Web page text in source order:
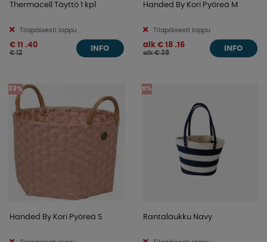
Thermacell Täyttö 1 kpl
Tilapäisesti loppu
€ 11 .40
€ 12
INFO
Handed By Kori Pyöreä M
Tilapäisesti loppu
alk € 18 .16
alk € 38
INFO
33%
Handed By Kori Pyöreä S
5%
Rantalaukku Navy